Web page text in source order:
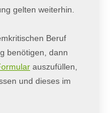
gelten weiterhin.
Beruf
benötigen, dann
auszufüllen,
und dieses im